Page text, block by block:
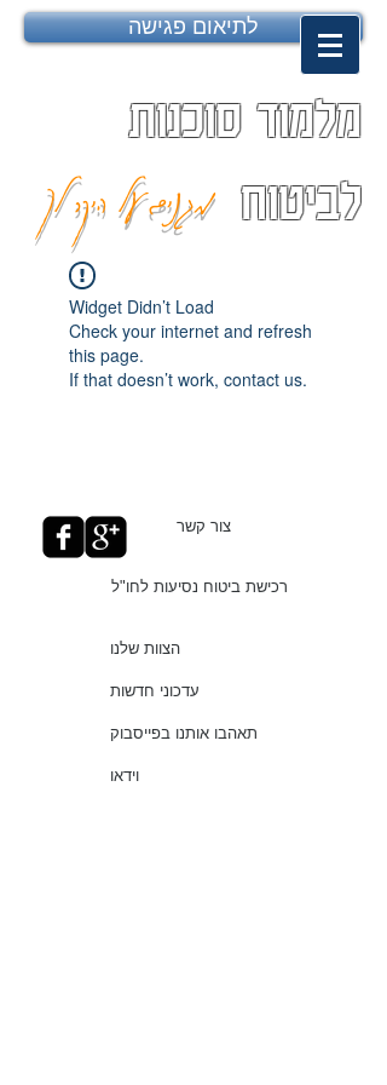
לתיאום פגישה
מלמוד סוכנות
לביטוח מגנים על היקר לך
Widget Didn’t Load
Check your internet and refresh
this page.
If that doesn’t work, contact us.
צור קשר
רכישת ביטוח נסיעות לחו"ל
הצוות שלנו
עדכוני חדשות
תאהבו אותנו בפייסבוק
וידאו